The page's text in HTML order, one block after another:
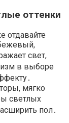
оттенки
отдавайте
свет,
в выборе
мягко
светлых
пол․